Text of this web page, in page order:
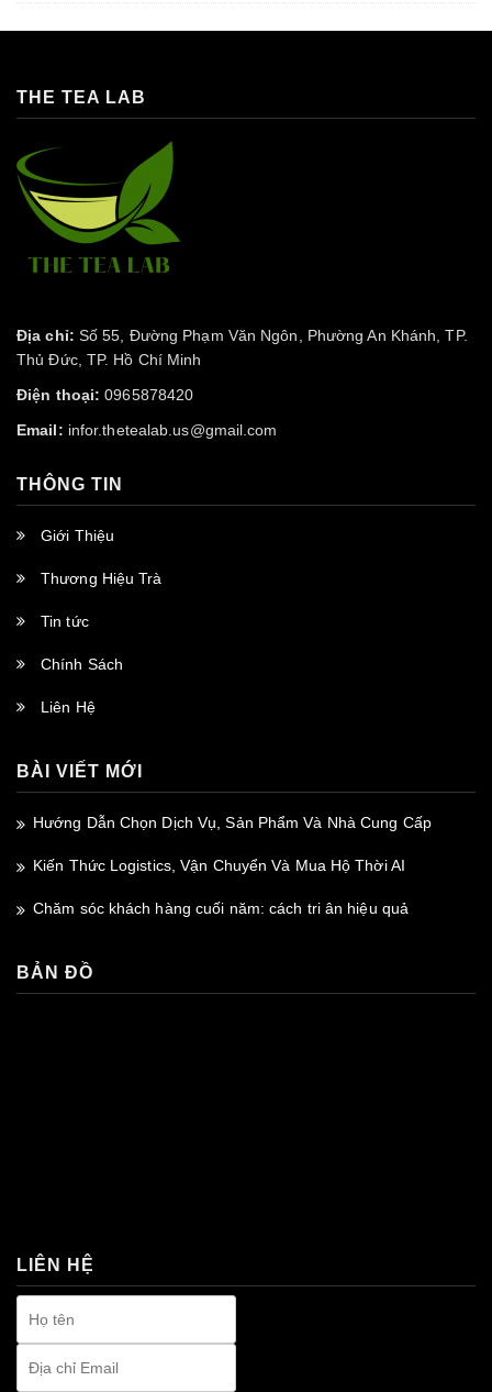
THE TEA LAB
Địa chỉ: Số 55, Đường Phạm Văn Ngôn, Phường An Khánh, TP.
Thủ Đức, TP. Hồ Chí Minh
Điện thoại: 0965878420
Email: infor.thetealab.us@gmail.com
THÔNG TIN
Giới Thiệu
Thương Hiệu Trà
Tin tức
Chính Sách
Liên Hệ
BÀI VIẾT MỚI
Hướng Dẫn Chọn Dịch Vụ, Sản Phẩm Và Nhà Cung Cấp
Kiến Thức Logistics, Vận Chuyển Và Mua Hộ Thời AI
Chăm sóc khách hàng cuối năm: cách tri ân hiệu quả
BẢN ĐỒ
LIÊN HỆ